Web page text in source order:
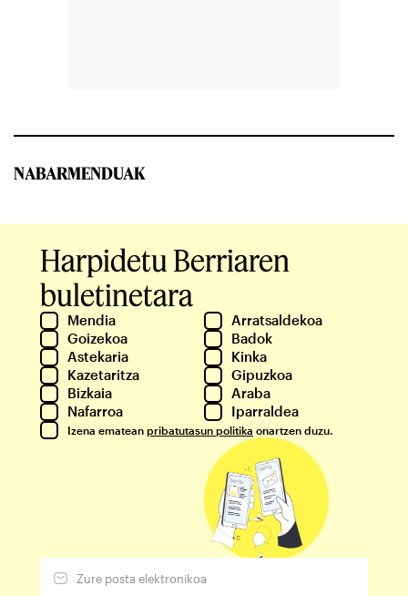
NABARMENDUAK
Harpidetu Berriaren
buletinetara
Mendia
Arratsaldekoa
Goizekoa
Badok
Astekaria
Kinka
Kazetaritza
Gipuzkoa
Bizkaia
Araba
Nafarroa
Iparraldea
Izena ematean pribatutasun politika onartzen duzu.